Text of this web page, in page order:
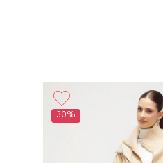
30%